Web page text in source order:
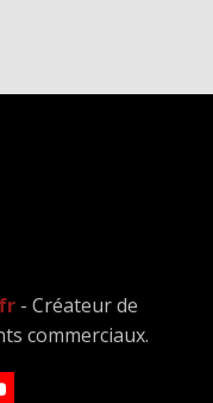
- Créateur de
commerciaux.